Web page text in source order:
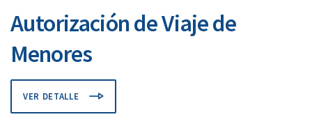
Autorización de Viaje de
Menores
VER DETALLE